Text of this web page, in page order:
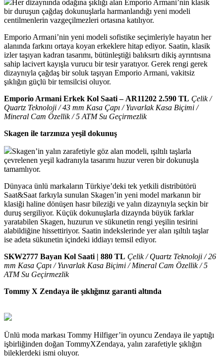
Her dizaynında odağına şıklığı alan Emporio Armani’nin klasik
bir duruşun çağdaş dokunuşlarla harmanlandığı yeni modeli
centilmenlerin vazgeçilmezleri ortasına katılıyor.
Emporio Armani’nin yeni modeli sofistike seçimleriyle hayatın her
alanında farkını ortaya koyan erkeklere hitap ediyor. Saatin, klasik
izler taşıyan kadran tasarımı, bütünleştiği balıksırtı dikiş ayrıntısına
sahip lacivert kayışla vurucu bir tesir yaratıyor. Gerek rengi gerek
dizaynıyla çağdaş bir soluk taşıyan Emporio Armani, vakitsiz
şıklığın güçlü bir temsilcisi oluyor.
Emporio Armani Erkek Kol Saati – AR11202 2.590 TL Çelik /
Quartz Teknoloji / 43 mm Kasa Çapı / Yuvarlak Kasa Biçimi /
Mineral Cam Özellik / 5 ATM Su Geçirmezlik
Skagen ile tarzınıza yeşil dokunuş
Skagen’in yalın zarafetiyle göz alan modeli, ışıltılı taşlarla
çevrelenen yeşil kadranıyla tasarımı huzur veren bir dokunuşla
tamamlıyor.
Dünyaca ünlü markaların Türkiye’deki tek yetkili distribütörü
Saat&Saat farkıyla sunulan Skagen’in yeni model markanın bir
klasiği haline dönüşen hasır bileziği ve yalın dizaynıyla seçkin bir
duruş sergiliyor. Küçük dokunuşlarla dizaynda büyük farklar
yaratabilen Skagen, huzurun ve sükunetin rengi yeşilin tesirini
alabildiğine hissettiriyor. Saatin indekslerinde yer alan ışıltılı taşlar
ise adeta sükunetin içindeki iddiayı temsil ediyor.
SKW2777 Bayan Kol Saati | 880 TL Çelik / Quartz Teknoloji / 26
mm Kasa Çapı / Yuvarlak Kasa Biçimi / Mineral Cam Özellik / 5
ATM Su Geçirmezlik
Tommy X Zendaya ile şıklığınız garanti altında
Ünlü moda markası Tommy Hilfiger’in oyuncu Zendaya ile yaptığı
işbirliğinden doğan TommyXZendaya, yalın zarafetiyle şıklığın
bileklerdeki ismi oluyor.